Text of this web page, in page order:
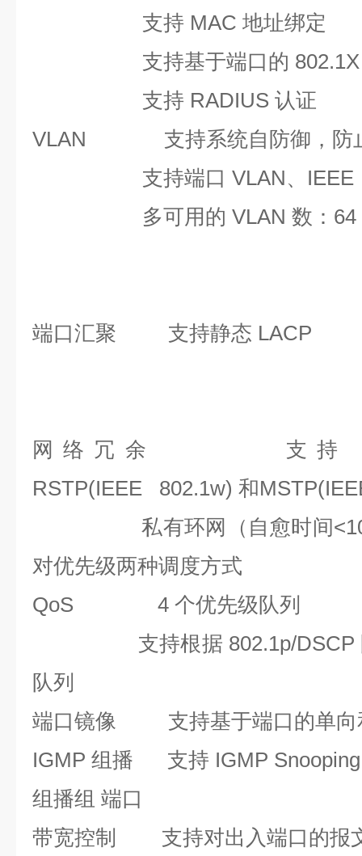
支持 MAC 地址绑定
支持基于端口的
支持 RADIUS 认证
VLAN
支持系统自防御，防
支持端口 VLAN、
多可用的 VLAN 数：
端口汇聚 支持静态 LACP
网络冗余
支持
RSTP(IEEE 802.1w) 和
私有环网（自愈时间
对优先级两种调度方式
QoS
4 个优先级队列
支持根据 802.1p/
队列
端口镜像
支持基于端口的单
IGMP 组播
支持 IGMP
组播组 端口
带宽控制
支持对出入端口的报